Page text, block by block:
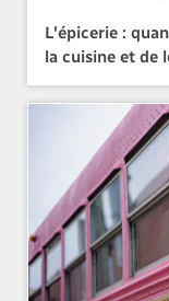
L'épicerie :
la cuisine et de